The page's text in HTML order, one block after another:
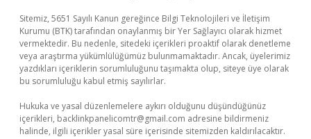
Sitemiz, 5651 Sayılı Kanun gereğince Bilgi Teknolojileri ve İletişim
Kurumu (BTK) tarafından onaylanmış bir Yer Sağlayıcı olarak hizmet
vermektedir. Bu nedenle, sitedeki içerikleri proaktif olarak denetleme
veya araştırma yükümlülüğümüz bulunmamaktadır. Ancak, üyelerimiz
yazdıkları içeriklerin sorumluluğunu taşımakta olup, siteye üye olarak
bu sorumluluğu kabul etmiş sayılırlar.
Hukuka ve yasal düzenlemelere aykırı olduğunu düşündüğünüz
içerikleri, backlinkpanelicomtr@gmail.com adresine bildirmeniz
halinde, ilgili içerikler yasal süre içerisinde sitemizden kaldırılacaktır.